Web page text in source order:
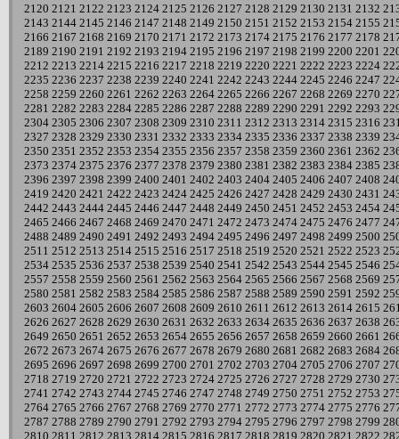
2120 2121 2122 2123 2124 2125 2126 2127 2128 2129 2130 2131 2132
2143 2144 2145 2146 2147 2148 2149 2150 2151 2152 2153 2154 2155
2166 2167 2168 2169 2170 2171 2172 2173 2174 2175 2176 2177 2178
2189 2190 2191 2192 2193 2194 2195 2196 2197 2198 2199 2200 2201
2212 2213 2214 2215 2216 2217 2218 2219 2220 2221 2222 2223 2224
2235 2236 2237 2238 2239 2240 2241 2242 2243 2244 2245 2246 2247
2258 2259 2260 2261 2262 2263 2264 2265 2266 2267 2268 2269 2270
2281 2282 2283 2284 2285 2286 2287 2288 2289 2290 2291 2292 2293
2304 2305 2306 2307 2308 2309 2310 2311 2312 2313 2314 2315 2316
2327 2328 2329 2330 2331 2332 2333 2334 2335 2336 2337 2338 2339
2350 2351 2352 2353 2354 2355 2356 2357 2358 2359 2360 2361 2362
2373 2374 2375 2376 2377 2378 2379 2380 2381 2382 2383 2384 2385
2396 2397 2398 2399 2400 2401 2402 2403 2404 2405 2406 2407 2408
2419 2420 2421 2422 2423 2424 2425 2426 2427 2428 2429 2430 2431
2442 2443 2444 2445 2446 2447 2448 2449 2450 2451 2452 2453 2454
2465 2466 2467 2468 2469 2470 2471 2472 2473 2474 2475 2476 2477
2488 2489 2490 2491 2492 2493 2494 2495 2496 2497 2498 2499 2500
2511 2512 2513 2514 2515 2516 2517 2518 2519 2520 2521 2522 2523
2534 2535 2536 2537 2538 2539 2540 2541 2542 2543 2544 2545 2546
2557 2558 2559 2560 2561 2562 2563 2564 2565 2566 2567 2568 2569
2580 2581 2582 2583 2584 2585 2586 2587 2588 2589 2590 2591 2592
2603 2604 2605 2606 2607 2608 2609 2610 2611 2612 2613 2614 2615
2626 2627 2628 2629 2630 2631 2632 2633 2634 2635 2636 2637 2638
2649 2650 2651 2652 2653 2654 2655 2656 2657 2658 2659 2660 2661
2672 2673 2674 2675 2676 2677 2678 2679 2680 2681 2682 2683 2684
2695 2696 2697 2698 2699 2700 2701 2702 2703 2704 2705 2706 2707
2718 2719 2720 2721 2722 2723 2724 2725 2726 2727 2728 2729 2730
2741 2742 2743 2744 2745 2746 2747 2748 2749 2750 2751 2752 2753
2764 2765 2766 2767 2768 2769 2770 2771 2772 2773 2774 2775 2776
2787 2788 2789 2790 2791 2792 2793 2794 2795 2796 2797 2798 2799
2810 2811 2812 2813 2814 2815 2816 2817 2818 2819 2820 2821 2822